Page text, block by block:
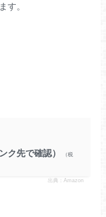
す。
ク先で確認）
出典：Amazon